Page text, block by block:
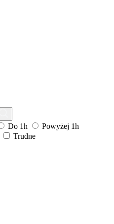
Do 1h
Powyżej 1h
Trudne